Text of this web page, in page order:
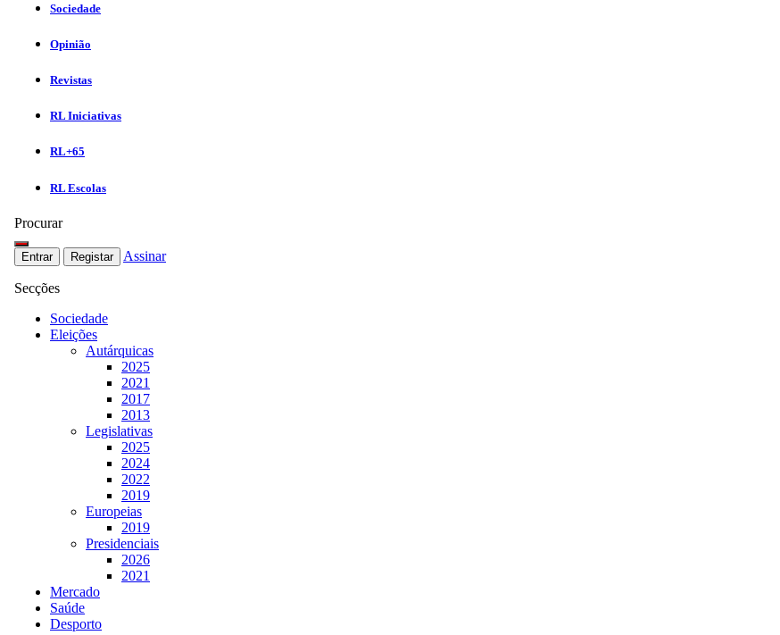
Sociedade
Opinião
Revistas
RL Iniciativas
RL+65
RL Escolas
Procurar
Entrar Registar Assinar
Secções
Sociedade
Eleições
Autárquicas
2025
2021
2017
2013
Legislativas
2025
2024
2022
2019
Europeias
2019
Presidenciais
2026
2021
Mercado
Saúde
Desporto